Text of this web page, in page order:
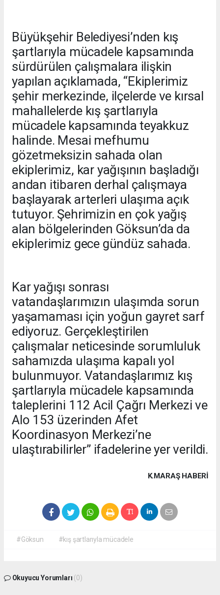
Büyükşehir Belediyesi’nden kış
şartlarıyla mücadele kapsamında
sürdürülen çalışmalara ilişkin
yapılan açıklamada, “Ekiplerimiz
şehir merkezinde, ilçelerde ve kırsal
mahallelerde kış şartlarıyla
mücadele kapsamında teyakkuz
halinde. Mesai mefhumu
gözetmeksizin sahada olan
ekiplerimiz, kar yağışının başladığı
andan itibaren derhal çalışmaya
başlayarak arterleri ulaşıma açık
tutuyor. Şehrimizin en çok yağış
alan bölgelerinden Göksun’da da
ekiplerimiz gece gündüz sahada.
Kar yağışı sonrası
vatandaşlarımızın ulaşımda sorun
yaşamaması için yoğun gayret sarf
ediyoruz. Gerçekleştirilen
çalışmalar neticesinde sorumluluk
sahamızda ulaşıma kapalı yol
bulunmuyor. Vatandaşlarımız kış
şartlarıyla mücadele kapsamında
taleplerini 112 Acil Çağrı Merkezi ve
Alo 153 üzerinden Afet
Koordinasyon Merkezi’ne
ulaştırabilirler” ifadelerine yer verildi.
K.MARAŞ HABERİ
#Göksun #kış şartlarıyla mücadele
Okuyucu Yorumları (0)